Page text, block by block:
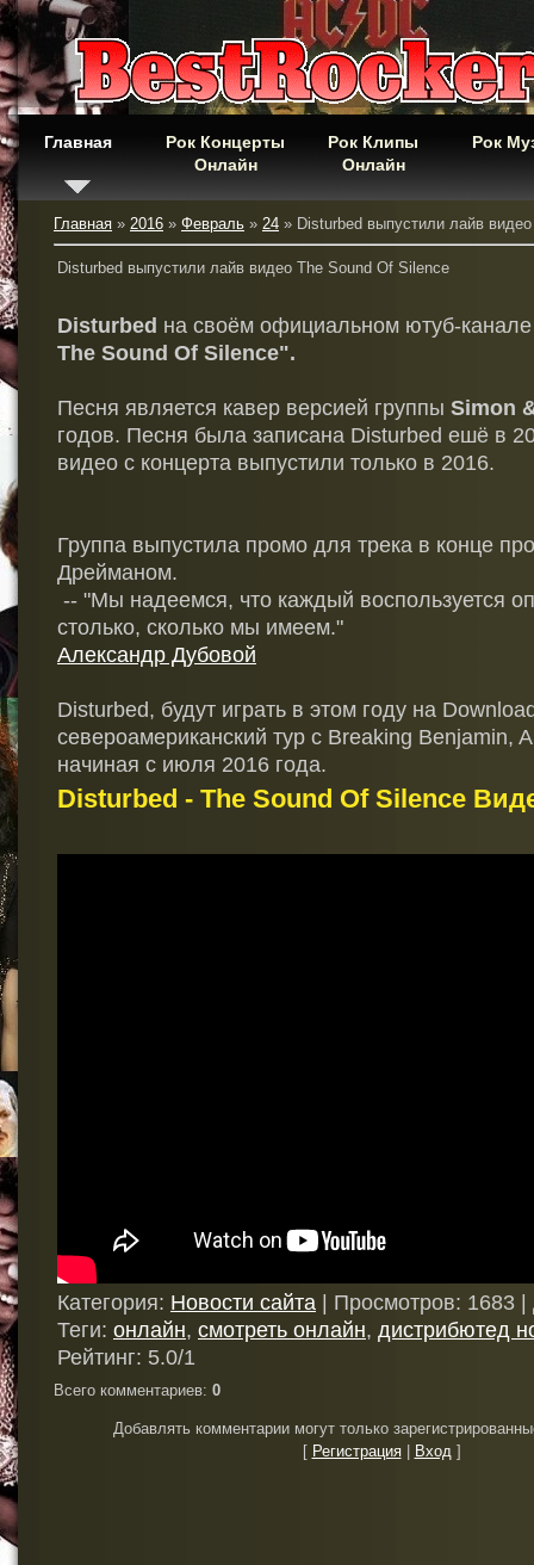
Главная
Рок Концерты
Онлайн
Рок Клипы
Онлайн
Рок
Главная » 2016 » Февраль » 24 » Disturbed выпустили лайв
Disturbed выпустили лайв видео The Sound Of Silence
Disturbed на своём официальном ютуб-
The Sound Of Silence".
Песня является кавер версией группы Simon
годов. Песня была записана Disturbed ешё в
видео с концерта выпустили только в 2016.
Группа выпустила промо для трека в конце
Дрейманом.
-- "Мы надеемся, что каждый воспользуется
столько, сколько мы имеем."
Александр Дубовой
Disturbed, будут играть в этом году на
североамериканский тур с Breaking Benjamin,
начиная с июля 2016 года.
Disturbed - The Sound Of Silence
Категория: Новости сайта Просмотров: 1683 |
Теги: онлайн, смотреть онлайн, дистрибютед
Рейтинг: 5.0/1
Всего комментариев: 0
Добавлять комментарии могут только
[ Регистрация| Вход]